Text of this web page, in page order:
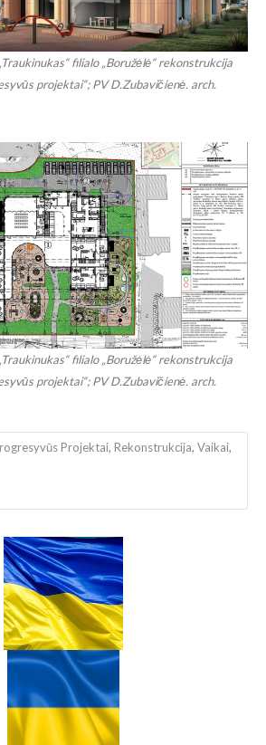
filialo „Boružėlė“ rekonstrukcija
projektai“; PV D.Zubavičienė. arch.
filialo „Boružėlė“ rekonstrukcija
projektai“; PV D.Zubavičienė. arch.
Projektai, Rekonstrukcija, Vaikai,